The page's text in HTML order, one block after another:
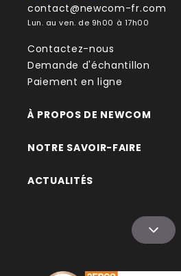
contact@newcom-fr.com
Lun. au ven. de 9h00 à 17h00
Contactez-nous
Demande d'échantillon
Paiement en ligne
À PROPOS DE NEWCOM
NOTRE SAVOIR-FAIRE
ACTUALITÉS